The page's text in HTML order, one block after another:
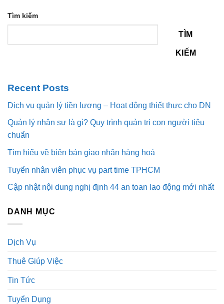
Tìm kiếm
TÌM
KIẾM
Recent Posts
Dịch vụ quản lý tiền lương – Hoạt động thiết thực cho DN
Quản lý nhân sự là gì? Quy trình quản trị con người tiêu
chuẩn
Tìm hiểu về biên bản giao nhận hàng hoá
Tuyển nhân viên phục vụ part time TPHCM
Cập nhật nội dung nghị định 44 an toan lao động mới nhất
DANH MỤC
Dịch Vụ
Thuê Giúp Việc
Tin Tức
Tuyển Dụng